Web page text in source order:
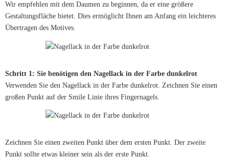
Wir empfehlen mit dem Daumen zu beginnen, da er eine größere
Gestaltungsfläche bietet. Dies ermöglicht Ihnen am Anfang ein leichteres
Übertragen des Motives.
Schritt 1: Sie benötigen den Nagellack in der Farbe dunkelrot
Verwenden Sie den Nagellack in der Farbe dunkelrot. Zeichnen Sie einen
großen Punkt auf der Smile Linie ihres Fingernagels.
Zeichnen Sie einen zweiten Punkt über dem ersten Punkt. Der zweite
Punkt sollte etwas kleiner sein als der erste Punkt.